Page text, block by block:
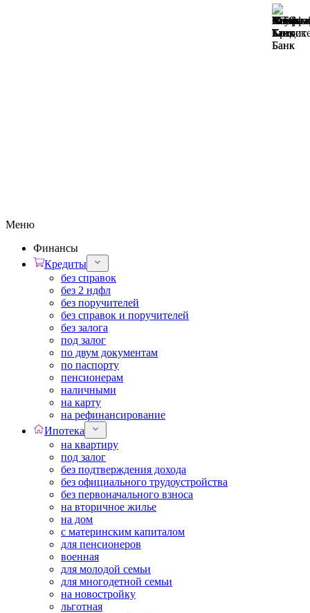
Меню
Финансы
Кредиты
без справок
без 2 ндфл
без поручителей
без справок и поручителей
без залога
под залог
по двум документам
по паспорту
пенсионерам
наличными
на карту
на рефинансирование
Ипотека
на квартиру
под залог
без подтверждения дохода
без официального трудоустройства
без первоначального взноса
на вторичное жилье
на дом
с материнским капиталом
для пенсионеров
военная
для молодой семьи
для многодетной семьи
на новостройку
льготная